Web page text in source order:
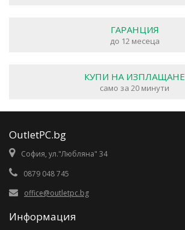
ГАРАНЦИЯ
до 12 месеца
КУПИ НА ИЗПЛАЩАНЕ
само за 20 минути
OutletPC.bg
София, ул."Любляна" 34
0879 048 745
office@outletpc.bg
Информация